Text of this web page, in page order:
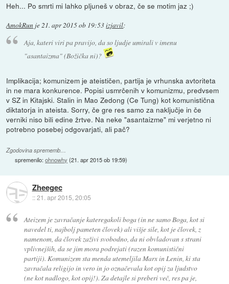
Heh... Po smrti mi lahko pljuneš v obraz, če se motim jaz ;)
AmokRun je21. apr 2015 ob 19:53izjavil:
Aja, kateri viri pa pravijo, da so ljudje umirali v imenu
"asantaizma" (Božička ni)?
Implikacija; komunizem je ateističen, partija je vrhunska avtoriteta
in ne mara konkurence. Popisi usmrčenih v komunizmu, predvsem
v SZ in Kitajski. Stalin in Mao Zedong (Ce Tung) kot komunistična
diktatorja in ateista. Sorry, če gre res samo za naključje in če
verniki niso bili edine žrtve. Na neke "asantaizme" mi verjetno ni
potrebno posebej odgovarjati, ali pač?
Zgodovina sprememb…
spremenilo:ohnowhy (21. apr 2015 ob 19:59)
Zheegec
::21. apr 2015, 20:05
Ateizem je zavračanje kateregakoli boga (in ne samo Boga, kot si
navedel ti, najbolj pameten človek) ali višje sile, kot je človek, z
namenom, da človek zaživi svobodno, da ni obvladovan s strani
vplivnejših, da se jim mora podrejati (razen komunistični
partiji). Komunizem sta menda utemeljila Marx in Lenin, ki sta
zavračala religijo in vero in jo označevala kot opij za ljudstvo
(ne kot nadlogo, kot opij!). Za detajle si preberi več, res pa je,